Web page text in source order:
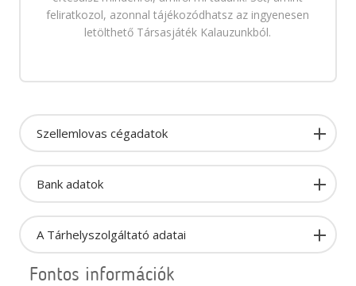
feliratkozol, azonnal tájékozódhatsz az ingyenesen
letölthető Társasjáték Kalauzunkból.
Szellemlovas cégadatok
Bank adatok
A Tárhelyszolgáltató adatai
Fontos információk